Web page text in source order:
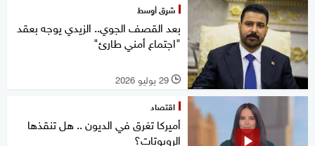
شرق أوسط
بعد القصف الجوي.. الزيدي يوجه بعقد
"اجتماع أمني طارئ"
l 29 يوليو 2026
اقتصاد
أميركا تغرق في الديون .. هل تنقذها
الروبوتات؟